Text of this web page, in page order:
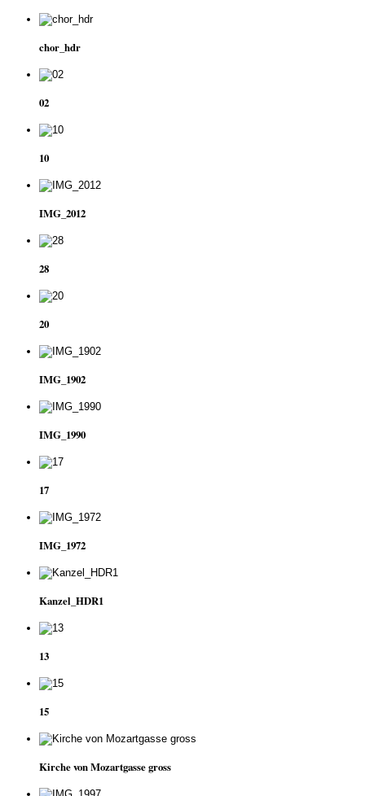
chor_hdr
02
10
IMG_2012
28
20
IMG_1902
IMG_1990
17
IMG_1972
Kanzel_HDR1
13
15
Kirche von Mozartgasse gross